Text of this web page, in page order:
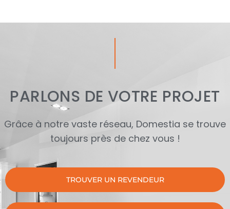
PARLONS DE VOTRE PROJET
Grâce à notre vaste réseau, Domestia se trouve
toujours près de chez vous !
TROUVER UN REVENDEUR